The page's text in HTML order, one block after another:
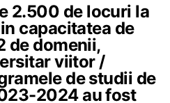
2.500 de locuri la
capacitatea de
de domenii,
viitor /
de studii de
2024 au fost